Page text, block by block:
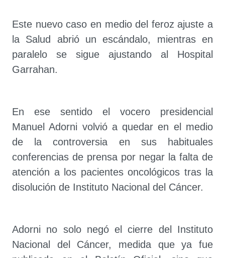
Este nuevo caso en medio del feroz ajuste a
la Salud abrió un escándalo, mientras en
paralelo se sigue ajustando al Hospital
Garrahan.
En ese sentido el vocero presidencial
Manuel Adorni volvió a quedar en el medio
de la controversia en sus habituales
conferencias de prensa por negar la falta de
atención a los pacientes oncológicos tras la
disolución de Instituto Nacional del Cáncer.
Adorni no solo negó el cierre del Instituto
Nacional del Cáncer, medida que ya fue